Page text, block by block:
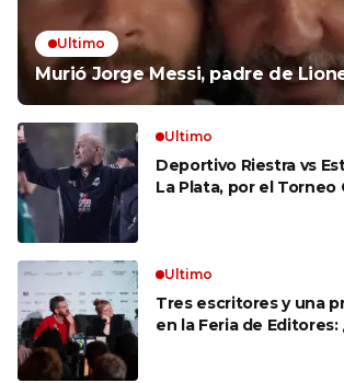
Ultimo
Murió Jorge Messi, padre de
Ultimo
Deportivo Riestra vs
La Plata, por el Torneo
Ultimo
Tres escritores y una
en la Feria de Editores: